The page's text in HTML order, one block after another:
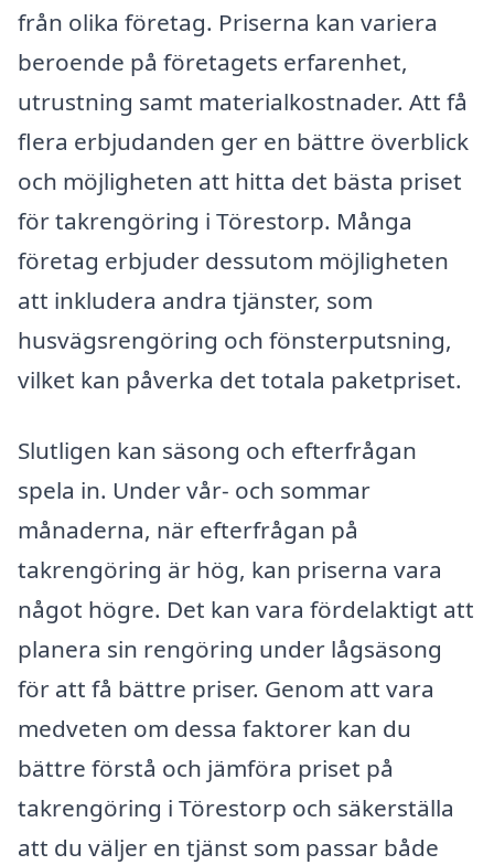
från olika företag. Priserna kan variera
beroende på företagets erfarenhet,
utrustning samt materialkostnader. Att få
flera erbjudanden ger en bättre överblick
och möjligheten att hitta det bästa priset
för takrengöring i Törestorp. Många
företag erbjuder dessutom möjligheten
att inkludera andra tjänster, som
husvägsrengöring och fönsterputsning,
vilket kan påverka det totala paketpriset.
Slutligen kan säsong och efterfrågan
spela in. Under vår- och sommar
månaderna, när efterfrågan på
takrengöring är hög, kan priserna vara
något högre. Det kan vara fördelaktigt att
planera sin rengöring under lågsäsong
för att få bättre priser. Genom att vara
medveten om dessa faktorer kan du
bättre förstå och jämföra priset på
takrengöring i Törestorp och säkerställa
att du väljer en tjänst som passar både